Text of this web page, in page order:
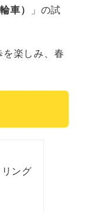
車）
」の試
楽しみ、春
ング